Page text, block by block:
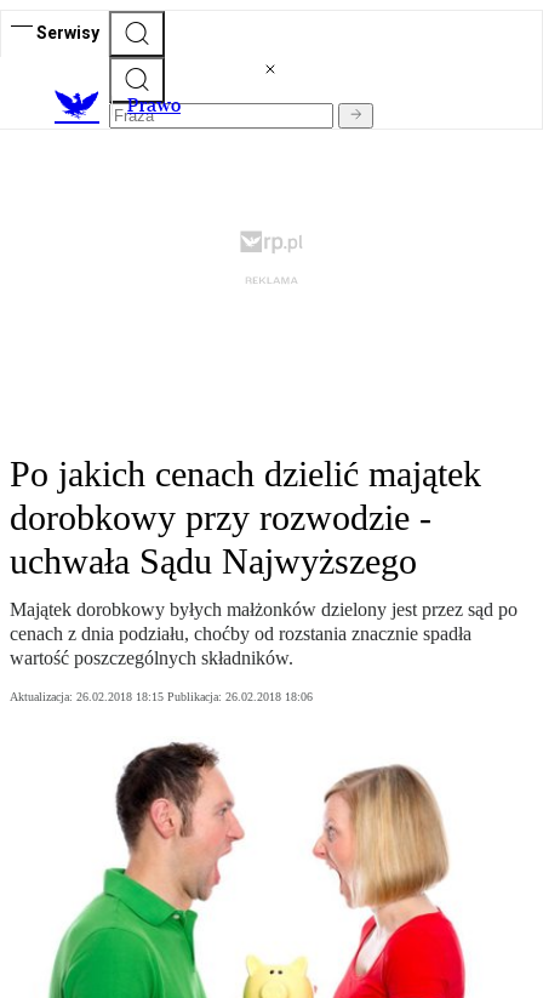
Serwisy
Prawo
Po jakich cenach dzielić majątek
dorobkowy przy rozwodzie -
uchwała Sądu Najwyższego
Majątek dorobkowy byłych małżonków dzielony jest przez sąd po
cenach z dnia podziału, choćby od rozstania znacznie spadła
wartość poszczególnych składników.
Aktualizacja: 26.02.2018 18:15 Publikacja: 26.02.2018 18:06